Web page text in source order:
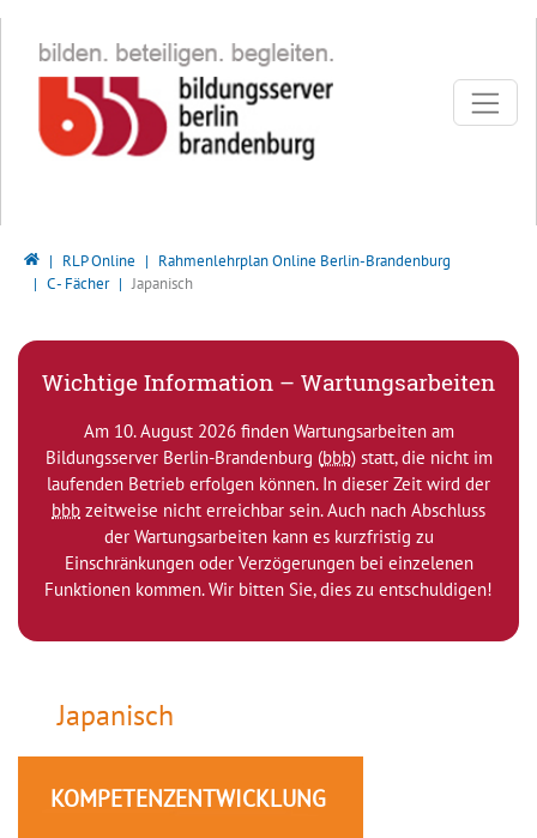
Bildungsserver Berlin - Brandenburg
RLP Online
Rahmenlehrplan Online Berlin-Brandenburg
C - Fächer
Japanisch
Wichtige Information – Wartungsarbeiten
Am 10. August 2026 finden Wartungsarbeiten am
Bildungsserver Berlin-Brandenburg (bbb) statt, die nicht im
laufenden Betrieb erfolgen können. In dieser Zeit wird der
bbb zeitweise nicht erreichbar sein. Auch nach Abschluss
der Wartungsarbeiten kann es kurzfristig zu
Einschränkungen oder Verzögerungen bei einzelenen
Funktionen kommen. Wir bitten Sie, dies zu entschuldigen!
Japanisch
KOMPETENZENTWICKLUNG